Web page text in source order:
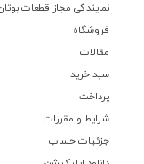
نمایندگی مجاز قطعات
فروشگاه
مقالات
سبد خرید
پرداخت
شرایط و مقررات
جزئیات حساب